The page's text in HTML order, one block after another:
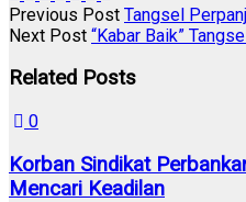
Post
navigation
Previous Post Tangsel
Next Post “Kabar Baik”
Related Posts
0
Korban Sindikat
Mencari Keadilan